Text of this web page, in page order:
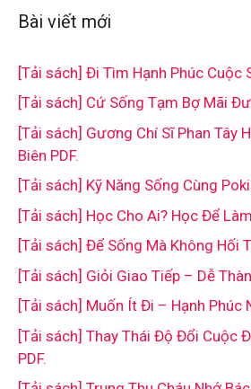
Bài viết mới
[Tải sách] Đi Tìm Hạnh Phúc Cuộc
[Tải sách] Cứ Sống Tạm Bợ Mãi
[Tải sách] Gương Chí Sĩ Phan Tây
Biên PDF.
[Tải sách] Kỹ Năng Sống Cùng
[Tải sách] Học Cho Ai? Học Để
[Tải sách] Để Sống Mà Không Hối
[Tải sách] Giỏi Giao Tiếp – Dễ
[Tải sách] Muốn Ít Đi – Hạnh Phúc
[Tải sách] Thay Thái Độ Đổi Cuộc
PDF.